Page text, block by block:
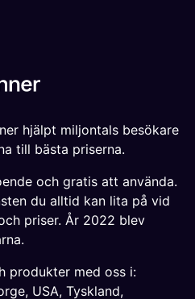
hjälpt miljontals besökare
till bästa priserna.
och gratis att använda.
du alltid kan lita på vid
priser. År 2022 blev
produkter med oss i:
, USA, Tyskland,